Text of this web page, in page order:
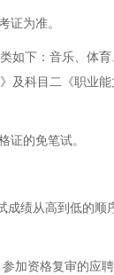
为准。
如下：音乐、体
及科目二《职业
的免笔试。
绩从高到低的
加资格复审的应